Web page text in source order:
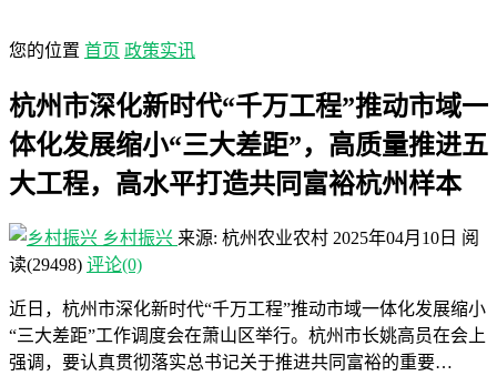
您的位置 首页 政策实讯
杭州市深化新时代“千万工程”推动市域一
体化发展缩小“三大差距”，高质量推进五
大工程，高水平打造共同富裕杭州样本
乡村振兴 来源: 杭州农业农村 2025年04月10日 阅
读(29498) 评论(0)
近日，杭州市深化新时代“千万工程”推动市域一体化发展缩小
“三大差距”工作调度会在萧山区举行。杭州市长姚高员在会上
强调，要认真贯彻落实总书记关于推进共同富裕的重要…